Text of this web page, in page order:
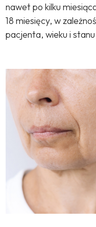
nawet po kilku
18 miesięcy, w
pacjenta, wieku i